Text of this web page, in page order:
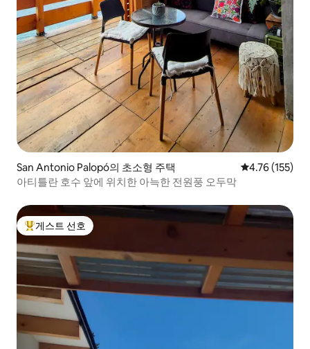
San Antonio Palopó의 초소형 주택 평점 4.76점(5
4.76 (155)
아티틀란 호수 앞에 위치한 아늑한 전원풍 오두막
상위 게스트 선호
게스트 선호